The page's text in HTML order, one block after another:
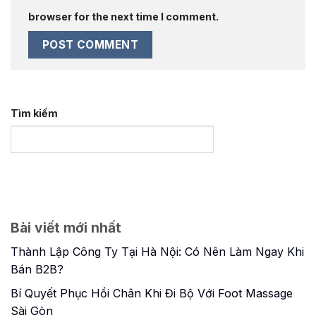
Tìm kiếm
Bài viết mới nhất
Thành Lập Công Ty Tại Hà Nội: Có Nên Làm Ngay Khi
Bán B2B?
Bí Quyết Phục Hồi Chân Khi Đi Bộ Với Foot Massage
Sài Gòn
browser for the next time I comment.